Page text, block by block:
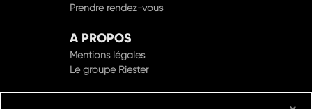
Prendre rendez-vous
A PROPOS
Mentions légales
Le groupe Riester